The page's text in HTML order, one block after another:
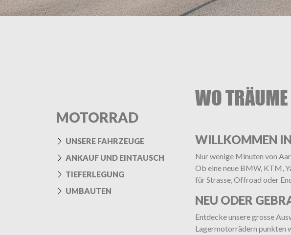
MOTORRAD
UNSERE FAHRZEUGE
ANKAUF UND EINTAUSCH
TIEFERLEGUNG
UMBAUTEN
WO
WILLKOMMEN
Nur wenige Minuten von
Ob eine neue BMW, KTM,
für Strasse, Offroad oder
NEU ODER
Entdecke unsere grosse
Lagermotorrädern punkten